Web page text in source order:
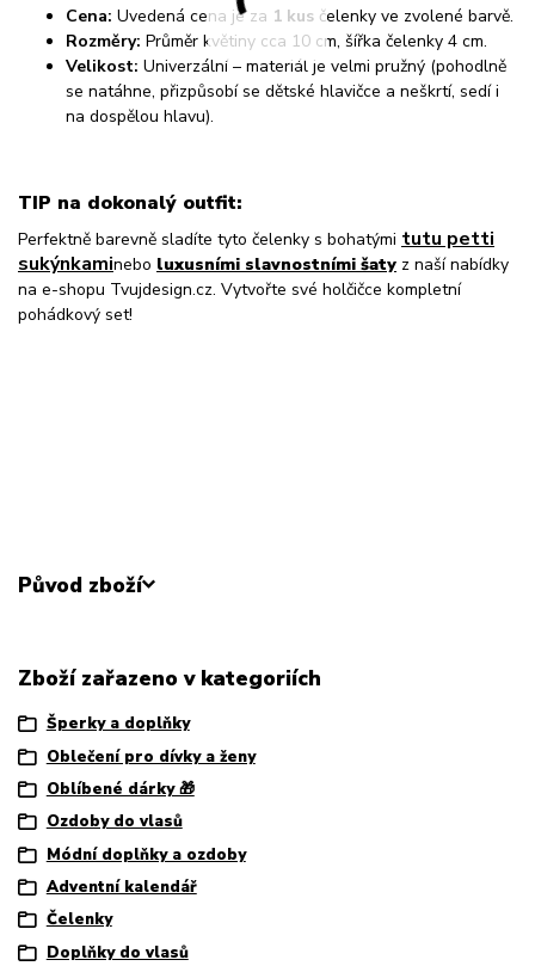
Cena: Uvedená cena je za 1 kus čelenky ve zvolené barvě.
Rozměry: Průměr květiny cca 10 cm, šířka čelenky 4 cm.
Velikost: Univerzální – materiál je velmi pružný (pohodlně
se natáhne, přizpůsobí se dětské hlavičce a neškrtí, sedí i
na dospělou hlavu).
TIP na dokonalý outfit:
Perfektně barevně sladíte tyto čelenky s bohatými tutu petti
sukýnkaminebo luxusními slavnostními šaty z naší nabídky
na e-shopu Tvujdesign.cz. Vytvořte své holčičce kompletní
pohádkový set!
Původ zboží
Zboží zařazeno v kategoriích
Šperky a doplňky
Oblečení pro dívky a ženy
Oblíbené dárky 🎁
Ozdoby do vlasů
Módní doplňky a ozdoby
Adventní kalendář
Čelenky
Doplňky do vlasů